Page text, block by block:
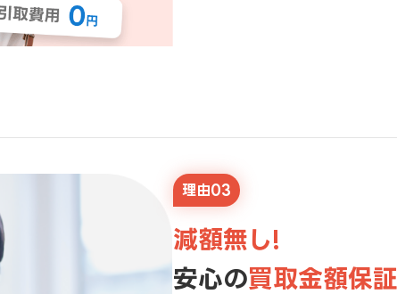
理由03
減額無し!
安心の買取金額保証